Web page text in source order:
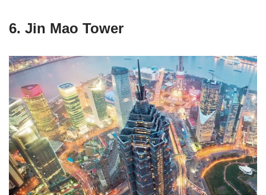
6. Jin Mao Tower